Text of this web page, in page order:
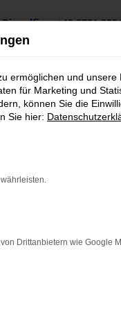
Dingolfing +49 8731
an der Isar
und steigen in exakt
einer
und die
stellen sicher, dass
ermöglichen und unsere
für Marketing und
können Sie die
Sie hier:
Drittanbietern wie Google